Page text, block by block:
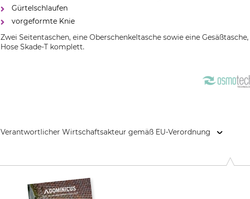
Gürtelschlaufen
vorgeformte Knie
Zwei Seitentaschen, eine Oberschenkeltasche sowie eine
Hose Skade-T komplett.
Verantwortlicher Wirtschaftsakteur gemäß EU-Verordnung